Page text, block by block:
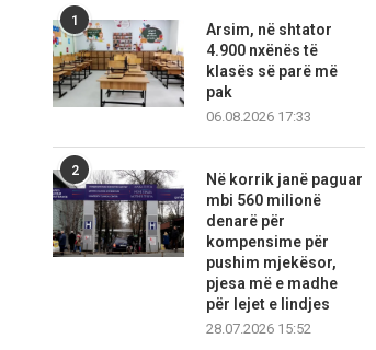
1
Arsim, në shtator
4.900 nxënës të
klasës së parë më
pak
06.08.2026 17:33
2
Në korrik janë paguar
mbi 560 milionë
denarë për
kompensime për
pushim mjekësor,
pjesa më e madhe
për lejet e lindjes
28.07.2026 15:52